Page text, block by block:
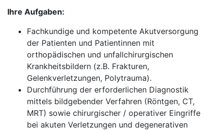
Ihre Aufgaben:
Fachkundige und kompetente Akutversorgung
der Patienten und Patientinnen mit
orthopädischen und unfallchirurgischen
Krankheitsbildern (z.B. Frakturen,
Gelenkverletzungen, Polytrauma).
Durchführung der erforderlichen Diagnostik
mittels bildgebender Verfahren (Röntgen, CT,
MRT) sowie chirurgischer / operativer Eingriffe
bei akuten Verletzungen und degenerativen